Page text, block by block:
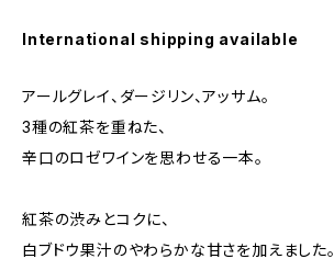
International shipping available
アールグレイ、ダージリン、アッサム。
3種の紅茶を重ねた、
辛口のロゼワインを思わせる一本。
紅茶の渋みとコクに、
白ブドウ果汁のやわらかな甘さを加えました。